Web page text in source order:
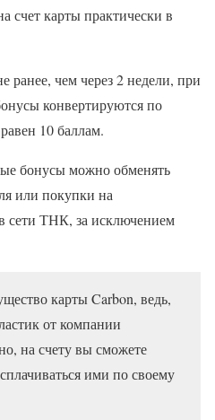
счет карты практически в
ранее, чем через 2 недели, при
конвертируются по
10 баллам.
бонусы можно обменять
или покупки на
сети ТНК, за исключением
карты Carbon, ведь,
от компании
на счету вы сможете
ими по своему